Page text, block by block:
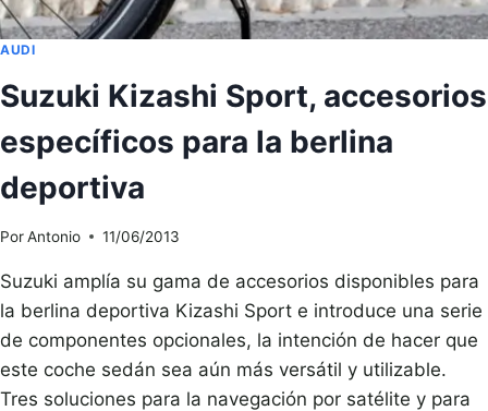
AUDI
Suzuki Kizashi Sport, accesorios
específicos para la berlina
deportiva
PorAntonio 11/06/2013
Suzuki amplía su gama de accesorios disponibles para
la berlina deportiva Kizashi Sport e introduce una serie
de componentes opcionales, la intención de hacer que
este coche sedán sea aún más versátil y utilizable.
Tres soluciones para la navegación por satélite y para